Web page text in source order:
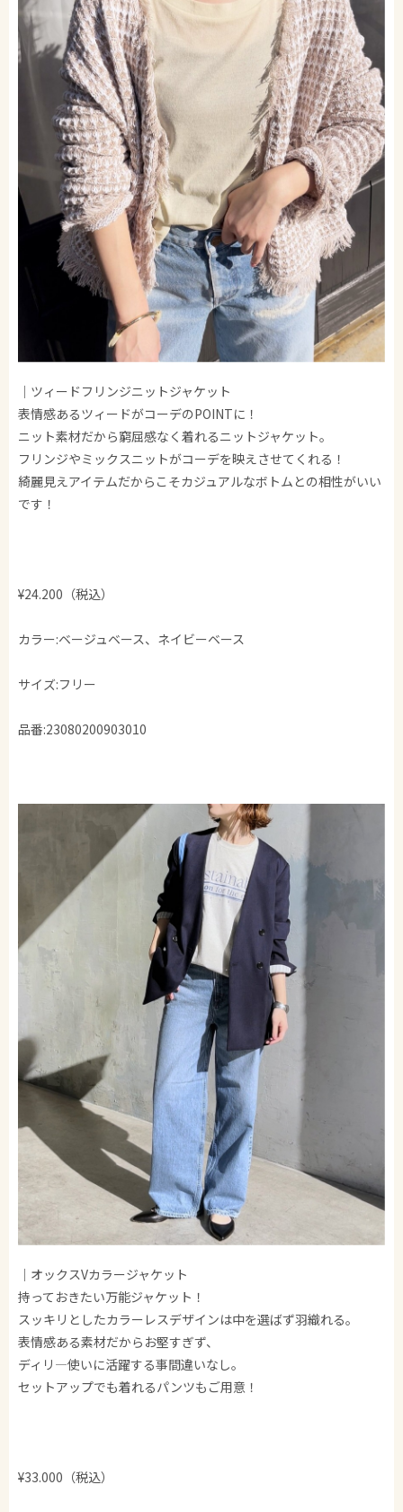
｜ツィードフリンジニットジャケット
表情感あるツィードがコーデのPOINTに！
ニット素材だから窮屈感なく着れるニットジャケット。
フリンジやミックスニットがコーデを映えさせてくれる！
綺麗見えアイテムだからこそカジュアルなボトムとの相性がいい
です！
¥24.200（税込）
カラー:ベージュベース、ネイビーベース
サイズ:フリー
品番:23080200903010
｜オックスVカラージャケット
持っておきたい万能ジャケット！
スッキリとしたカラーレスデザインは中を選ばず羽織れる。
表情感ある素材だからお堅すぎず、
ディリ―使いに活躍する事間違いなし。
セットアップでも着れるパンツもご用意！
¥33.000（税込）